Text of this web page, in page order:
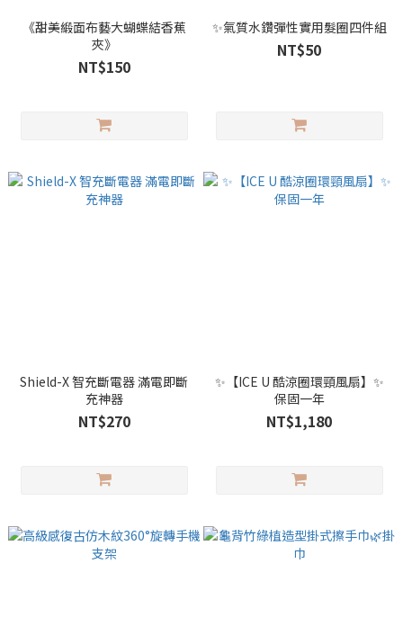
《甜美緞面布藝大蝴蝶結香蕉
夾》
NT$150
✨氣質水鑽彈性實用髮圈四件組
NT$50
Shield-X 智充斷電器 滿電即斷
充神器
NT$270
✨【ICE U 酷涼圈環頸風扇】✨
保固一年
NT$1,180